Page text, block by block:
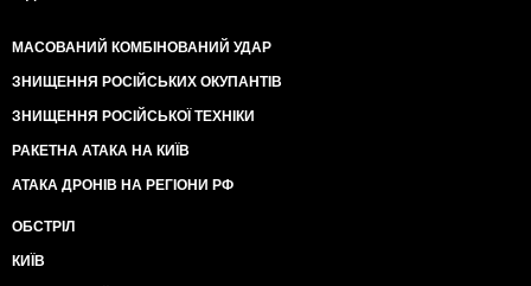
МАСОВАНИЙ КОМБІНОВАНИЙ УДАР
ЗНИЩЕННЯ РОСІЙСЬКИХ ОКУПАНТІВ
ЗНИЩЕННЯ РОСІЙСЬКОЇ ТЕХНІКИ
РАКЕТНА АТАКА НА КИЇВ
АТАКА ДРОНІВ НА РЕГІОНИ РФ
ОБСТРІЛ
КИЇВ